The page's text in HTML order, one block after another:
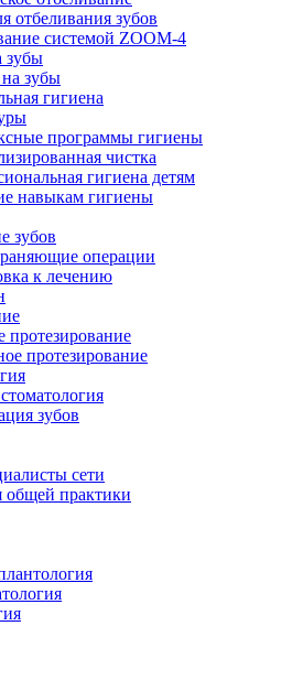
отбеливания зубов
системой ZOOM-4
зубы
зубы
гигиена
программы гигиены
чистка
гигиена детям
навыкам гигиены
зубов
операции
к лечению
протезирование
протезирование
зубов
сети
общей практики